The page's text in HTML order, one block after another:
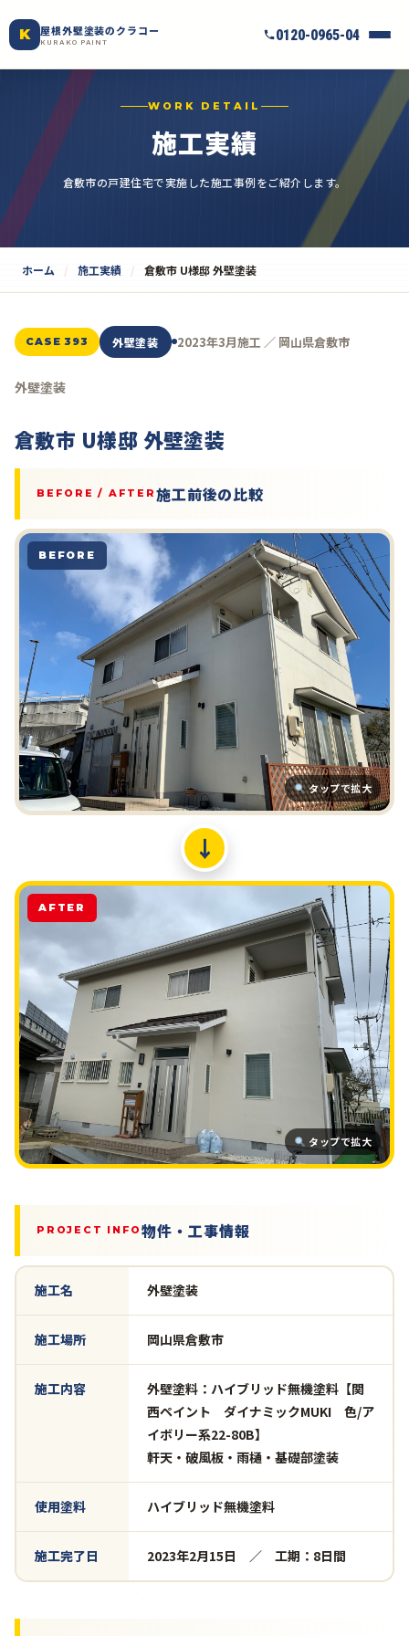
K 屋根外壁塗装のクラコー
KURAKO PAINT 0120-0965-04
WORK DETAIL
施工実績
倉敷市の戸建住宅で実施した施工事例をご紹介します。
ホーム 施工実績 倉敷市 U様邸 外壁塗装
CASE 393 外壁塗装 2023年3月施工 ／ 岡山県倉敷市
外壁塗装
倉敷市 U様邸 外壁塗装
BEFORE / AFTER 施工前後の比較
タップで拡大
BEFORE
↓
タップで拡大
AFTER
PROJECT INFO物件・工事情報
施工名 外壁塗装
施工場所 岡山県倉敷市
施工内容
外壁塗料：ハイブリッド無機塗料【関
西ペイント ダイナミックMUKI 色/ア
イボリー系22-80B】
軒天・破風板・雨樋・基礎部塗装
使用塗料 ハイブリッド無機塗料
施工完了日 2023年2月15日 ／ 工期：8日間